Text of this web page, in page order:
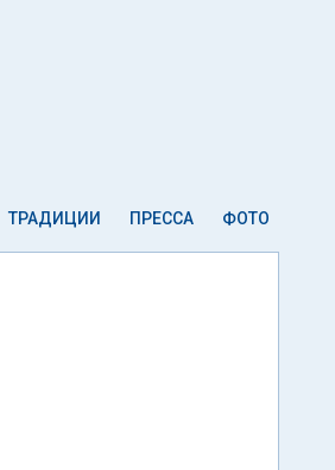
ТРАДИЦИИ ПРЕССА ФОТО